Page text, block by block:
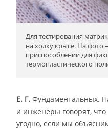
Для тестирования
на холку крысе. На
приспособлении для
термопластического
Е. Г. Фундаментальных.
и инженеры говорят, что
угодно, если мы